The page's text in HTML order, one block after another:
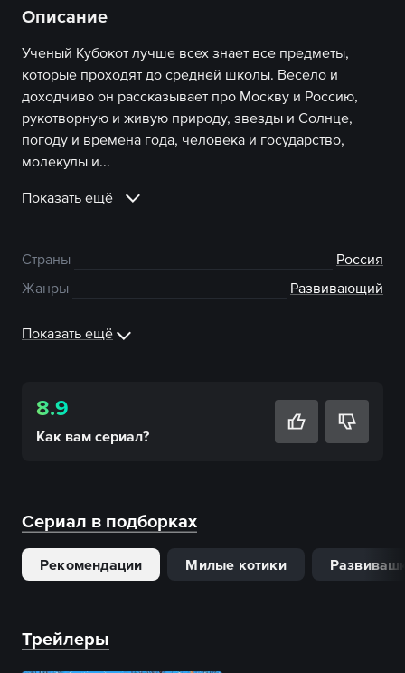
Описание
Ученый Кубокот лучше всех знает все предметы,
которые проходят до средней школы. Весело и
доходчиво он рассказывает про Москву и Россию,
рукотворную и живую природу, звезды и Солнце,
погоду и времена года, человека и государство,
молекулы и...
Показать ещё
Страны
Россия
Жанры
Развивающий
Показать ещё
8.9
Как вам сериал?
Сериал в подборках
Рекомендации Милые котики
Трейлеры